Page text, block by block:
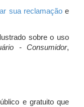
sua reclamaçãoe
sobre o uso
- Consumidor,
e gratuito que